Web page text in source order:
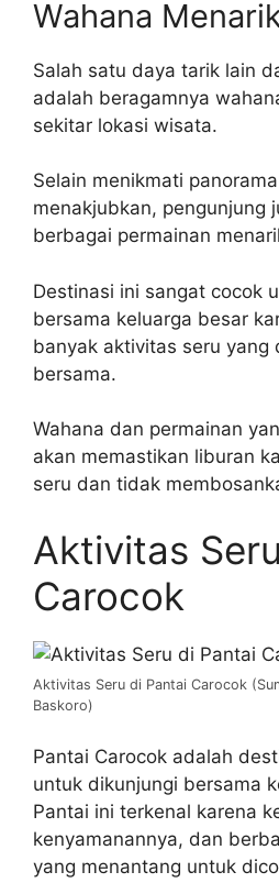
Wahana
Salah satu daya tarik lain
adalah beragamnya
sekitar lokasi wisata.
Selain menikmati
menakjubkan, pengunjung
berbagai permainan
Destinasi ini sangat cocok
bersama keluarga besar
banyak aktivitas seru yang
bersama.
Wahana dan permainan
akan memastikan liburan
seru dan tidak
Aktivitas
Carocok
Aktivitas Seru di Pantai Carocok
Baskoro)
Pantai Carocok adalah
untuk dikunjungi bersama
Pantai ini terkenal karena
kenyamanannya, dan
yang menantang untuk